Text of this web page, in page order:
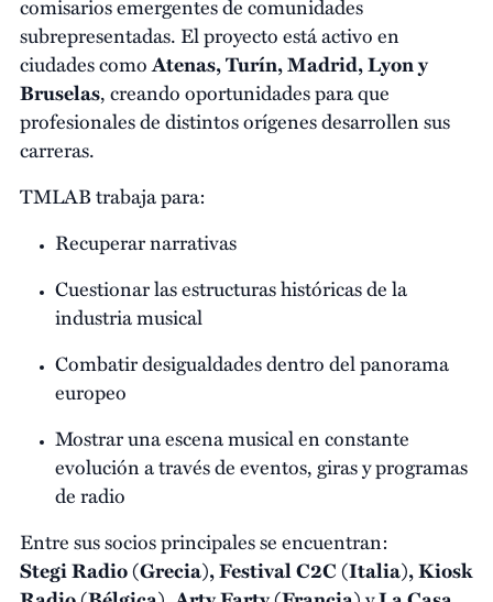
comisarios emergentes de comunidades
subrepresentadas. El proyecto está activo en
ciudades comoAtenas, Turín, Madrid, Lyon y
Bruselas, creando oportunidades para que
profesionales de distintos orígenes desarrollen sus
carreras.
TMLAB trabaja para:
Recuperar narrativas
Cuestionar las estructuras históricas de la
industria musical
Combatir desigualdades dentro del panorama
europeo
Mostrar una escena musical en constante
evolución a través de eventos, giras y programas
de radio
Entre sus socios principales se encuentran:
Stegi Radio (Grecia), Festival C2C (Italia), Kiosk